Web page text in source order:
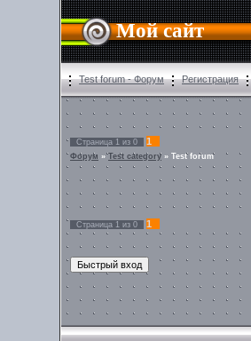
Мой сайт
Test forum - Форум Регистрация
Страница 1 из 0 1
Форум » Test category » Test forum
Страница 1 из 0
1